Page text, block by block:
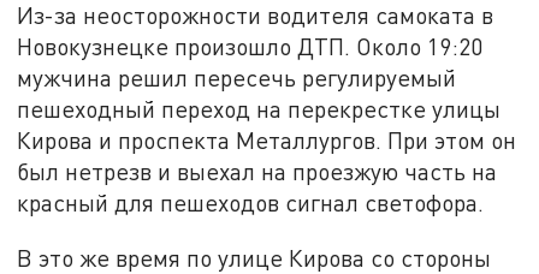
Из-за неосторожности водителя самоката в
Новокузнецке произошло ДТП. Около 19:20
мужчина решил пересечь регулируемый
пешеходный переход на перекрестке улицы
Кирова и проспекта Металлургов. При этом он
был нетрезв и выехал на проезжую часть на
красный для пешеходов сигнал светофора.
В это же время по улице Кирова со стороны